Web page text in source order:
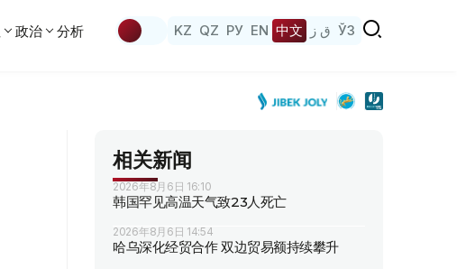
政治 分析 KZ QZ РУ EN 中文 ق ز ЎЗ
相关新闻
2026年8月6日 16:10
韩国罕见高温天气致23人死亡
2026年8月6日 14:54
哈乌深化经贸合作 双边贸易额持续攀升